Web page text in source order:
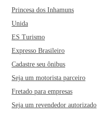
Princesa dos Inhamuns
Unida
ES Turismo
Expresso Brasileiro
Cadastre seu ônibus
Seja um motorista parceiro
Fretado para empresas
Seja um revendedor autorizado